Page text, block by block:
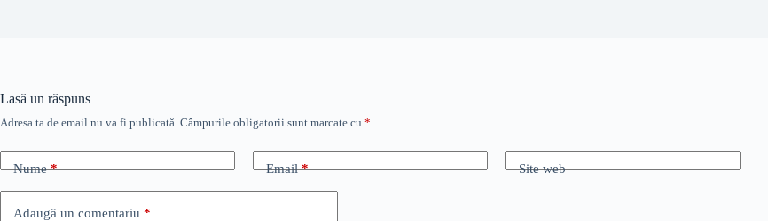
Lasă un răspuns
Adresa ta de email nu va fi publicată. Câmpurile obligatorii sunt marcate cu *
Nume* Email* Site web
Adaugă un comentariu *